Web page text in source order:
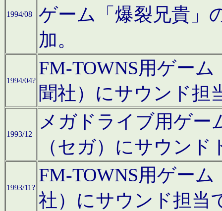
1994/08
ゲーム「爆裂兄貴」
加。
1994/04?
FM-TOWNS用ゲー
聞社）にサウンド担
1993/12
メガドライブ用ゲー
（セガ）にサウン
1993/11?
FM-TOWNS用ゲー
社）にサウンド担当